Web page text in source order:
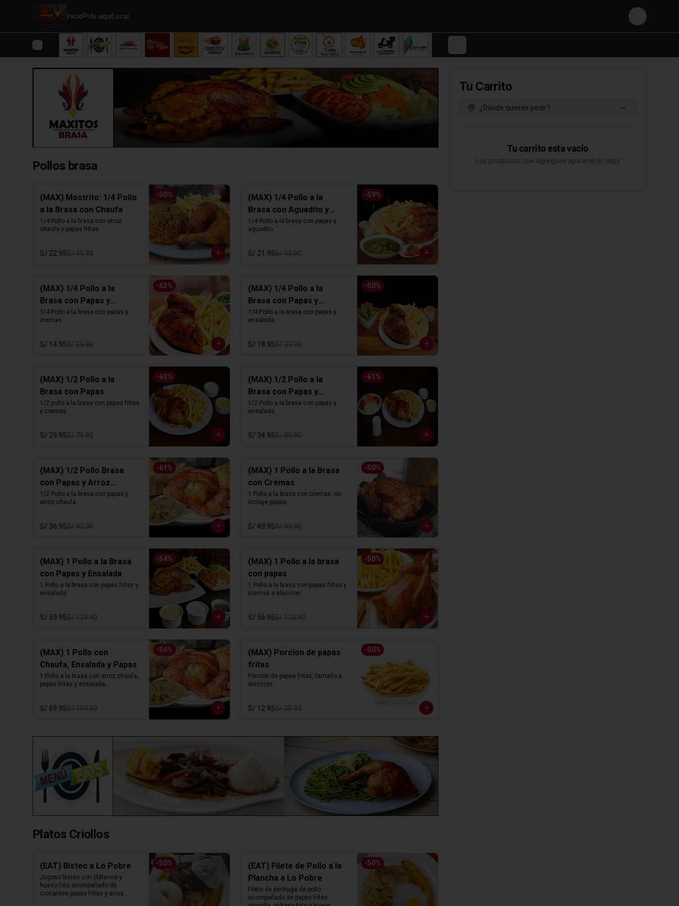
InicioPide aquíLocal
Login
Pollos brasa
-50%
(MAX) Mostrito: 1/4 Pollo
a la Brasa con Chaufa
1/4 Pollo a la brasa con arroz
chaufa y papas fritas.
S/ 22.95S/ 45.90
-59%
(MAX) 1/4 Pollo a la
Brasa con Aguadito y
Papas fritas
1/4 Pollo a la brasa con papas y
aguadito.
S/ 21.95S/ 53.90
-63%
(MAX) 1/4 Pollo a la
Brasa con Papas y
Cremas
1/4 Pollo a la brasa con papas y
cremas.
S/ 14.95S/ 39.90
-50%
(MAX) 1/4 Pollo a la
Brasa con Papas y
Ensalada
1/4 Pollo a la brasa con papas y
ensalada.
S/ 18.95S/ 37.90
-63%
(MAX) 1/2 Pollo a la
Brasa con Papas
1/2 pollo a la brasa con papas fritas
y cremas
S/ 29.95S/ 79.90
-61 %
(MAX) 1/2 Pollo a la
Brasa con Papas y
Ensalada
1/2 Pollo a la brasa con papas y
ensalada.
S/ 34.95S/ 89.90
-61 %
(MAX) 1/2 Pollo Brasa
con Papas y Arroz
Chaufa
1/2 Pollo a la brasa con papas y
arroz chaufa.
S/ 36.95S/ 93.90
-50%
(MAX) 1 Pollo a la Brasa
con Cremas
1 Pollo a la brasa con cremas. no
incluye papas.
S/ 49.95S/ 99.90
-54%
(MAX) 1 Pollo a la Brasa
con Papas y Ensalada
1 Pollo a la brasa con papas fritas y
ensalada.
S/ 59.95S/ 129.90
-50%
(MAX) 1 Pollo a la brasa
con papas
1 Pollo a la brasa con papas fritas y
cremas a eleccion
S/ 56.95S/ 113.90
-56%
(MAX) 1 Pollo con
Chaufa, Ensalada y Papas
1 Pollo a la brasa con arroz chaufa,
papas fritas y ensalada.
S/ 69.95S/ 159.90
-50%
(MAX) Porcion de papas
fritas
Porcion de papas fritas, tamaño a
eleccion.
S/ 12.95S/ 25.90
Platos Criollos
-50%
(EAT) Bistec a Lo Pobre
Jugoso bistec con plátanos y
huevo frito acompañado de
crocantes papas fritas y arroz
-50%
(EAT) Filete de Pollo a la
Plancha a Lo Pobre
Filete de pechuga de pollo
acompañado de papas fritas
Tu Carrito
¿Dónde quieres pedir?
Tu carrito esta vacío
Los productos que agregues aparecerán aquí